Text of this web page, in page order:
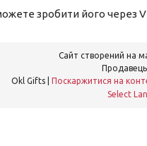
зробити його через
Сайт створений на
Поскаржитися на
Select